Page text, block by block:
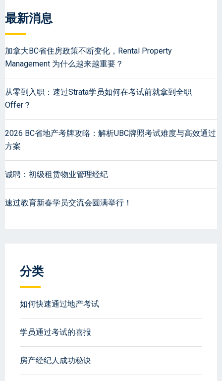
最新消息
加拿大BC省住房政策不断变化，Rental Property
Management 为什么越来越重要？
从零到入职：速过Strata学员如何在考试前就拿到全职
Offer？
2026 BC省地产考牌攻略：解析UBC牌照考试难度与高效通过
方案
诚聘：初级租赁物业管理经纪
速过教育新春学员交流会圆满举行！
分类
如何快速通过地产考试
学员通过考试的喜报
房产经纪人成功秘诀